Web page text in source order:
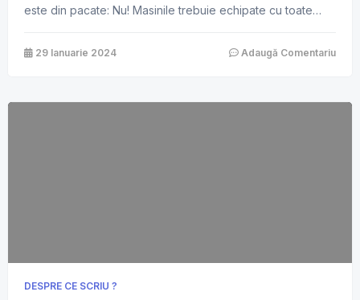
este din pacate: Nu! Masinile trebuie echipate cu toate
fabricatie, iar centurile de siguranta sunt obligatorii.
Centurile de siguranta trebuie sa existe pentru toti
29 Ianuarie 2024 Adaugă Comentariu
DESPRE CE SCRIU ?